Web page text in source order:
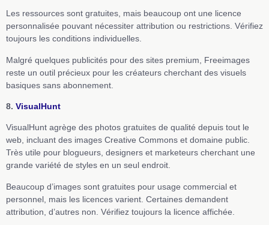
Les ressources sont gratuites, mais beaucoup ont une licence
personnalisée pouvant nécessiter attribution ou restrictions. Vérifiez
toujours les conditions individuelles.
Malgré quelques publicités pour des sites premium, Freeimages
reste un outil précieux pour les créateurs cherchant des visuels
basiques sans abonnement.
8. VisualHunt
VisualHunt agrège des photos gratuites de qualité depuis tout le
web, incluant des images Creative Commons et domaine public.
Très utile pour blogueurs, designers et marketeurs cherchant une
grande variété de styles en un seul endroit.
Beaucoup d’images sont gratuites pour usage commercial et
personnel, mais les licences varient. Certaines demandent
attribution, d’autres non. Vérifiez toujours la licence affichée.